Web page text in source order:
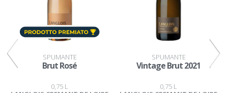
SPUMANTE
Brut Rosé
0,75 L
SPUMANTE
Vintage Brut 2021
0,75 L